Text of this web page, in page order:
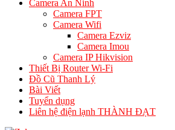
Camera An Ninh
Camera FPT
Camera Wifi
Camera Ezviz
Camera Imou
Camera IP Hikvision
Thiết Bị Router Wi-Fi
Đồ Cũ Thanh Lý
Bài Viết
Tuyển dụng
Liên hệ điện lạnh THÀNH ĐẠT